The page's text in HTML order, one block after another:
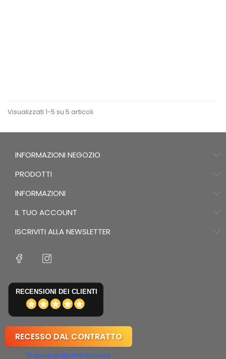
Visualizzati 1-5 su 5 articoli
INFORMAZIONI NEGOZIO
PRODOTTI
INFORMAZIONI
IL TUO ACCOUNT
ISCRIVITI ALLA NEWSLETTER
RECENSIONI DEI CLIENTI
RECESSO DAL CONTRATTO
Traccia stato del recesso